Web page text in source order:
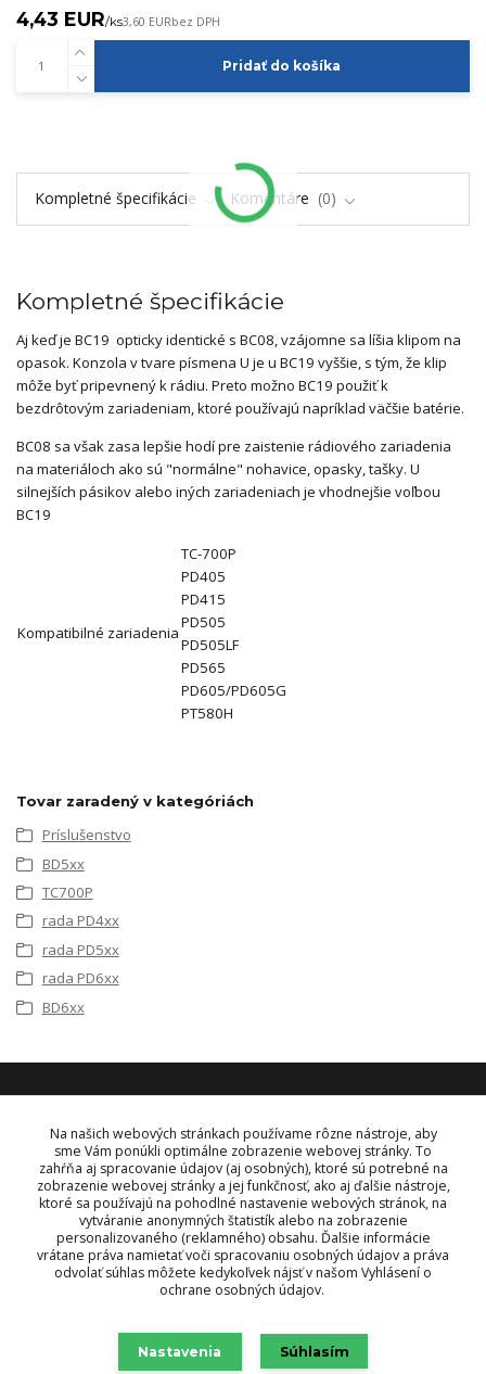
4,43 EUR/ks3,60 EURbez DPH
Pridať do košíka
Kompletné špecifikácie Komentáre 0
Kompletné špecifikácie
Aj keď je BC19 opticky identické s BC08, vzájomne sa líšia klipom na
opasok. Konzola v tvare písmena U je u BC19 vyššie, s tým, že klip
môže byť pripevnený k rádiu. Preto možno BC19 použiť k
bezdrôtovým zariadeniam, ktoré používajú napríklad väčšie batérie.
BC08 sa však zasa lepšie hodí pre zaistenie rádiového zariadenia
na materiáloch ako sú "normálne" nohavice, opasky, tašky. U
silnejších pásikov alebo iných zariadeniach je vhodnejšie voľbou
BC19
Kompatibilné zariadenia
TC-700P
PD405
PD415
PD505
PD505LF
PD565
PD605/PD605G
PT580H
Tovar zaradený v kategóriách
Príslušenstvo
BD5xx
TC700P
rada PD4xx
rada PD5xx
rada PD6xx
BD6xx
KONTAKT
OBJEDNÁVKY A INFORMÁCIE
+421 948 229 224
info@vysielacky.com
Na našich webových stránkach používame rôzne nástroje, aby
sme Vám ponúkli optimálne zobrazenie webovej stránky. To
zahŕňa aj spracovanie údajov (aj osobných), ktoré sú potrebné na
zobrazenie webovej stránky a jej funkčnosť, ako aj ďalšie nástroje,
ktoré sa používajú na pohodlné nastavenie webových stránok, na
vytváranie anonymných štatistík alebo na zobrazenie
personalizovaného (reklamného) obsahu. Ďalšie informácie
vrátane práva namietať voči spracovaniu osobných údajov a práva
odvolať súhlas môžete kedykoľvek nájsť v našom Vyhlásení o
ochrane osobných údajov.
Nastavenia Súhlasím